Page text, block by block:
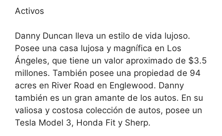
Activos
Danny Duncan lleva un estilo de vida lujoso.
Posee una casa lujosa y magnífica en Los
Ángeles, que tiene un valor aproximado de $3.5
millones. También posee una propiedad de 94
acres en River Road en Englewood. Danny
también es un gran amante de los autos. En su
valiosa y costosa colección de autos, posee un
Tesla Model 3, Honda Fit y Sherp.